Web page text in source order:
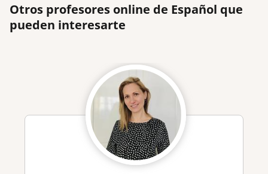
Otros profesores online de Español que
pueden interesarte